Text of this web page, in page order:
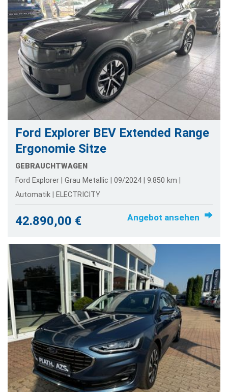
Ford Explorer BEV Extended Range
Ergonomie Sitze
GEBRAUCHTWAGEN
Ford Explorer | Grau Metallic | 09/2024 | 9.850 km |
Automatik | ELECTRICITY
42.890,00 € Angebot ansehen